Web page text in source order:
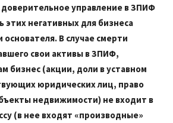
доверительное управление в ЗПИФ
этих негативных для бизнеса
В случае смерти
свои активы в ЗПИФ,
бизнес (акции, доли в уставном
юридических лиц, право
недвижимости) не входит в
(в нее входят «производные»